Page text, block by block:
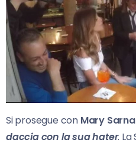
Si prosegue con Mary
daccia con la sua hater.